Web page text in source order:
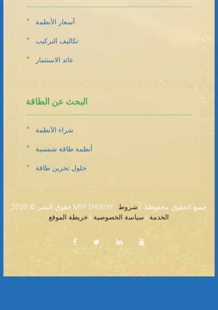
أسعار الأنظمة
تكاليف التركيب
عائد الاستثمار
البحث عن الطاقة
شراء الأنظمة
أنظمة طاقة شمسية
حلول تخزين طاقة
حقوق النشر © 2026 MYP ENERGY · جميع الحقوق محفوظة. | شروط
الخدمة | سياسة الخصوصية | خريطة الموقع